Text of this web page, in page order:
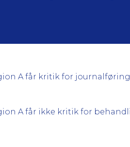
A får kritik for
A får ikke kritik for